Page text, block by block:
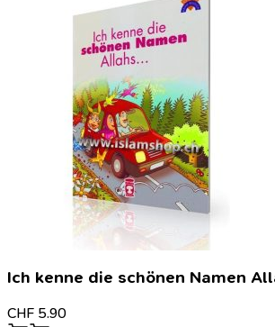
Ich kenne die schönen Namen
CHF 5.90